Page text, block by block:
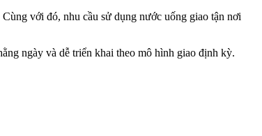
với đó, nhu cầu sử dụng nước uống giao tận nơi
ngày và dễ triển khai theo mô hình giao định kỳ.